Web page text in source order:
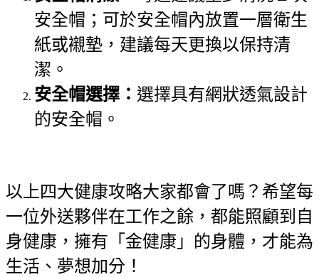
安全帽；可於安全帽內放置一層衛生
紙或襯墊，建議每天更換以保持清
潔。
安全帽選擇： 選擇具有網狀透氣設計
的安全帽。
以上四大健康攻略大家都會了嗎？希望每
一位外送夥伴在工作之餘，都能照顧到自
身健康，擁有「金健康」的身體，才能為
生活、夢想加分！